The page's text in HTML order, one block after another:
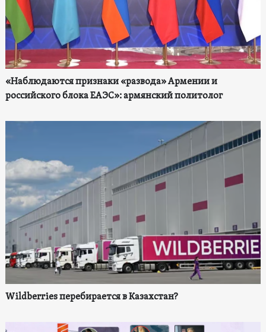
«Наблюдаются признаки «развода» Армении и
российского блока ЕАЭС»: армянский политолог
Wildberries перебирается в Казахстан?